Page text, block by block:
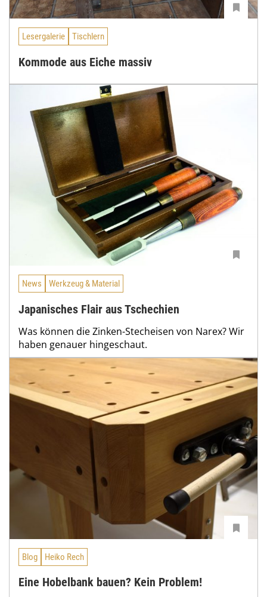
Lesergalerie Tischlern
Kommode aus Eiche massiv
News Werkzeug & Material
Japanisches Flair aus Tschechien
Was können die Zinken-Stecheisen von Narex? Wir
haben genauer hingeschaut.
Blog Heiko Rech
Eine Hobelbank bauen? Kein Problem!